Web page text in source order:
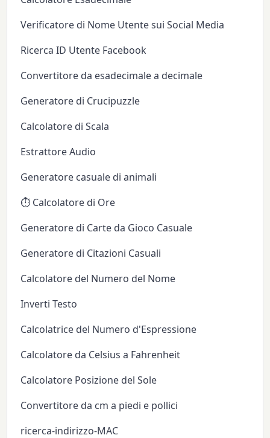
Verificatore di Nome Utente sui Social Media
Ricerca ID Utente Facebook
Convertitore da esadecimale a decimale
Generatore di Crucipuzzle
Calcolatore di Scala
Estrattore Audio
Generatore casuale di animali
⏱️ Calcolatore di Ore
Generatore di Carte da Gioco Casuale
Generatore di Citazioni Casuali
Calcolatore del Numero del Nome
Inverti Testo
Calcolatrice del Numero d'Espressione
Calcolatore da Celsius a Fahrenheit
Calcolatore Posizione del Sole
Convertitore da cm a piedi e pollici
ricerca-indirizzo-MAC